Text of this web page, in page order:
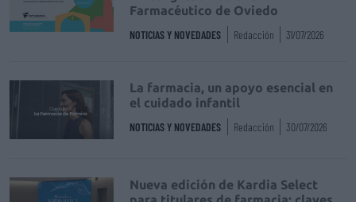
Farmacéutico de Oviedo
NOTICIAS Y NOVEDADES Redacción 31/07/2026
La farmacia, un apoyo esencial en
el cuidado infantil
NOTICIAS Y NOVEDADES Redacción 30/07/2026
Nueva edición de Kardia Select